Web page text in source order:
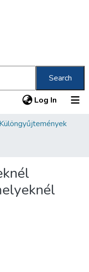
Search
Log In (current)
Különgyűjtemények